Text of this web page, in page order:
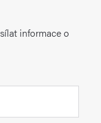
informace o